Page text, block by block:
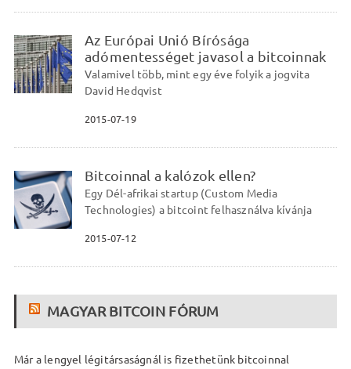
Az Európai Unió Bírósága
adómentességet javasol a bitcoinnak
Valamivel több, mint egy éve folyik a jogvita
David Hedqvist
2015-07-19
Bitcoinnal a kalózok ellen?
Egy Dél-afrikai startup (Custom Media
Technologies) a bitcoint felhasználva kívánja
2015-07-12
MAGYAR BITCOIN FÓRUM
Már a lengyel légitársaságnál is fizethetünk bitcoinnal